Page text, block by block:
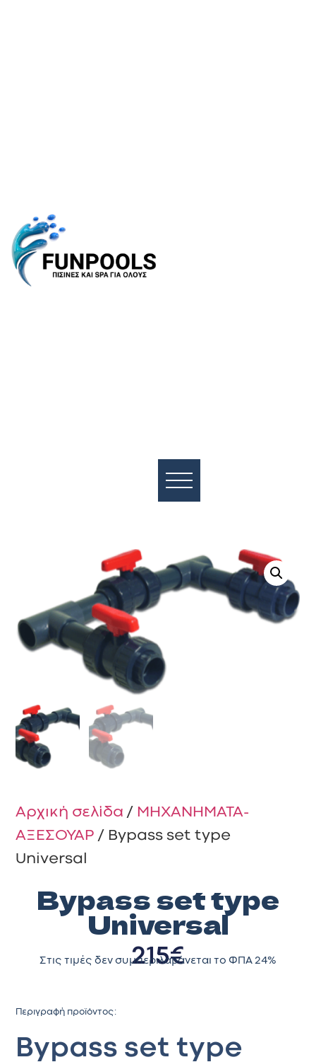
Αρχική σελίδα / ΜΗΧΑΝΗΜΑΤΑ-
ΑΞΕΣΟΥΑΡ / Bypass set type
Universal
Bypass set type
Universal
215€
Στις τιμές δεν συμπεριλαβάνεται το ΦΠΑ 24%
Περιγραφή προϊόντος:
Bypass set type